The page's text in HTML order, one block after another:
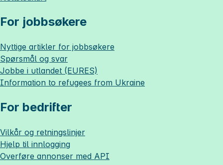
For jobbsøkere
Nyttige artikler for jobbsøkere
Spørsmål og svar
Jobbe i utlandet (EURES)
Information to refugees from Ukraine
For bedrifter
Vilkår og retningslinjer
Hjelp til innlogging
Overføre annonser med API